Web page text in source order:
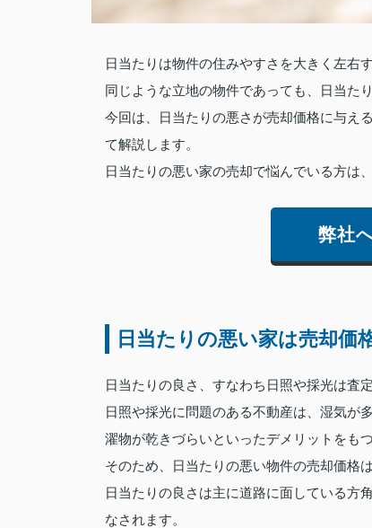
日当たりは物件の住みやすさを大きく左右
同じような立地の物件であっても、日当た
今回は、日当たりの悪さが売却価格に与え
て解説します。
日当たりの悪い家の売却で悩んでいる方は
弊社
日当たりの悪い家は売却価
日当たりの良さ、すなわち日照や採光は査
日照や採光に問題のある不動産は、湿気が
濯物が乾きづらいといったデメリットをも
そのため、日当たりの悪い物件の売却価格
日当たりの良さは主に道路に面している方
なされます。